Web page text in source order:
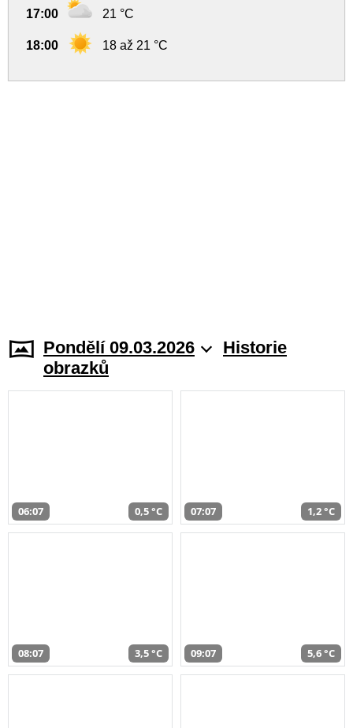
17:00 21 °C
18:00 18 až 21 °C
Pondělí 09.03.2026
Historie
obrazků
06:07 0,5 °C 07:07 1,2 °C
08:07 3,5 °C 09:07 5,6 °C